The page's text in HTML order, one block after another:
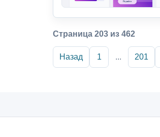
Страница 203 из 462
Назад 1 ... 201